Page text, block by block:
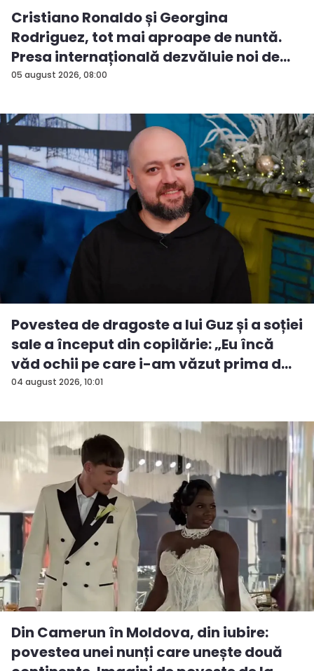
05 august 2026, 08:00
Cristiano Ronaldo și Georgina
Rodriguez, tot mai aproape de nuntă.
Presa internațională dezvăluie noi de...
04 august 2026, 10:01
Povestea de dragoste a lui Guz și a soției
sale a început din copilărie: „Eu încă
văd ochii pe care i-am văzut prima d...
Din Camerun în Moldova, din iubire:
povestea unei nunți care unește două